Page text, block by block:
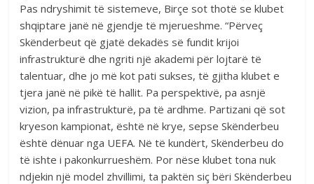
Pas ndryshimit të sistemeve, Birçe sot thotë se klubet
shqiptare janë në gjendje të mjerueshme. “Përveç
Skënderbeut që gjatë dekadës së fundit krijoi
infrastrukturë dhe ngriti një akademi për lojtarë të
talentuar, dhe jo më kot pati sukses, të gjitha klubet e
tjera janë në pikë të hallit. Pa perspektivë, pa asnjë
vizion, pa infrastrukturë, pa të ardhme. Partizani që sot
kryeson kampionat, është në krye, sepse Skënderbeu
është dënuar nga UEFA. Në të kundërt, Skënderbeu do
të ishte i pakonkurrueshëm. Por nëse klubet tona nuk
ndjekin një model zhvillimi, ta paktën siç bëri Skënderbeu